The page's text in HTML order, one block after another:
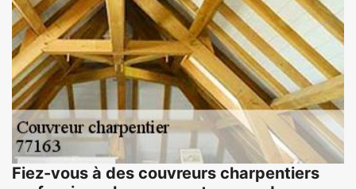
Fiez-vous à des couvreurs charpentiers